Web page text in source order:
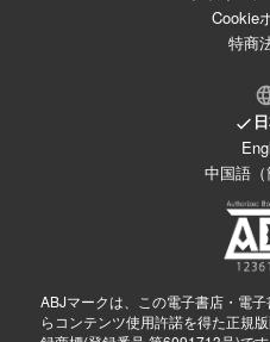
Cookie
特商
中国語（
ABJマークは、この電子書店・電
らコンテンツ使用許諾を得た正規